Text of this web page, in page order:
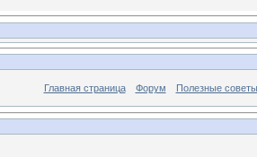
Главная страница Форум Полезные советы